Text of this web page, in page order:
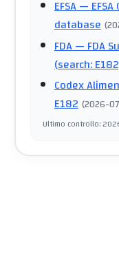
EFSA— EFSA
database (
FDA— FDA
(search:
Codex
E182 (2026-
Ultimo controllo: